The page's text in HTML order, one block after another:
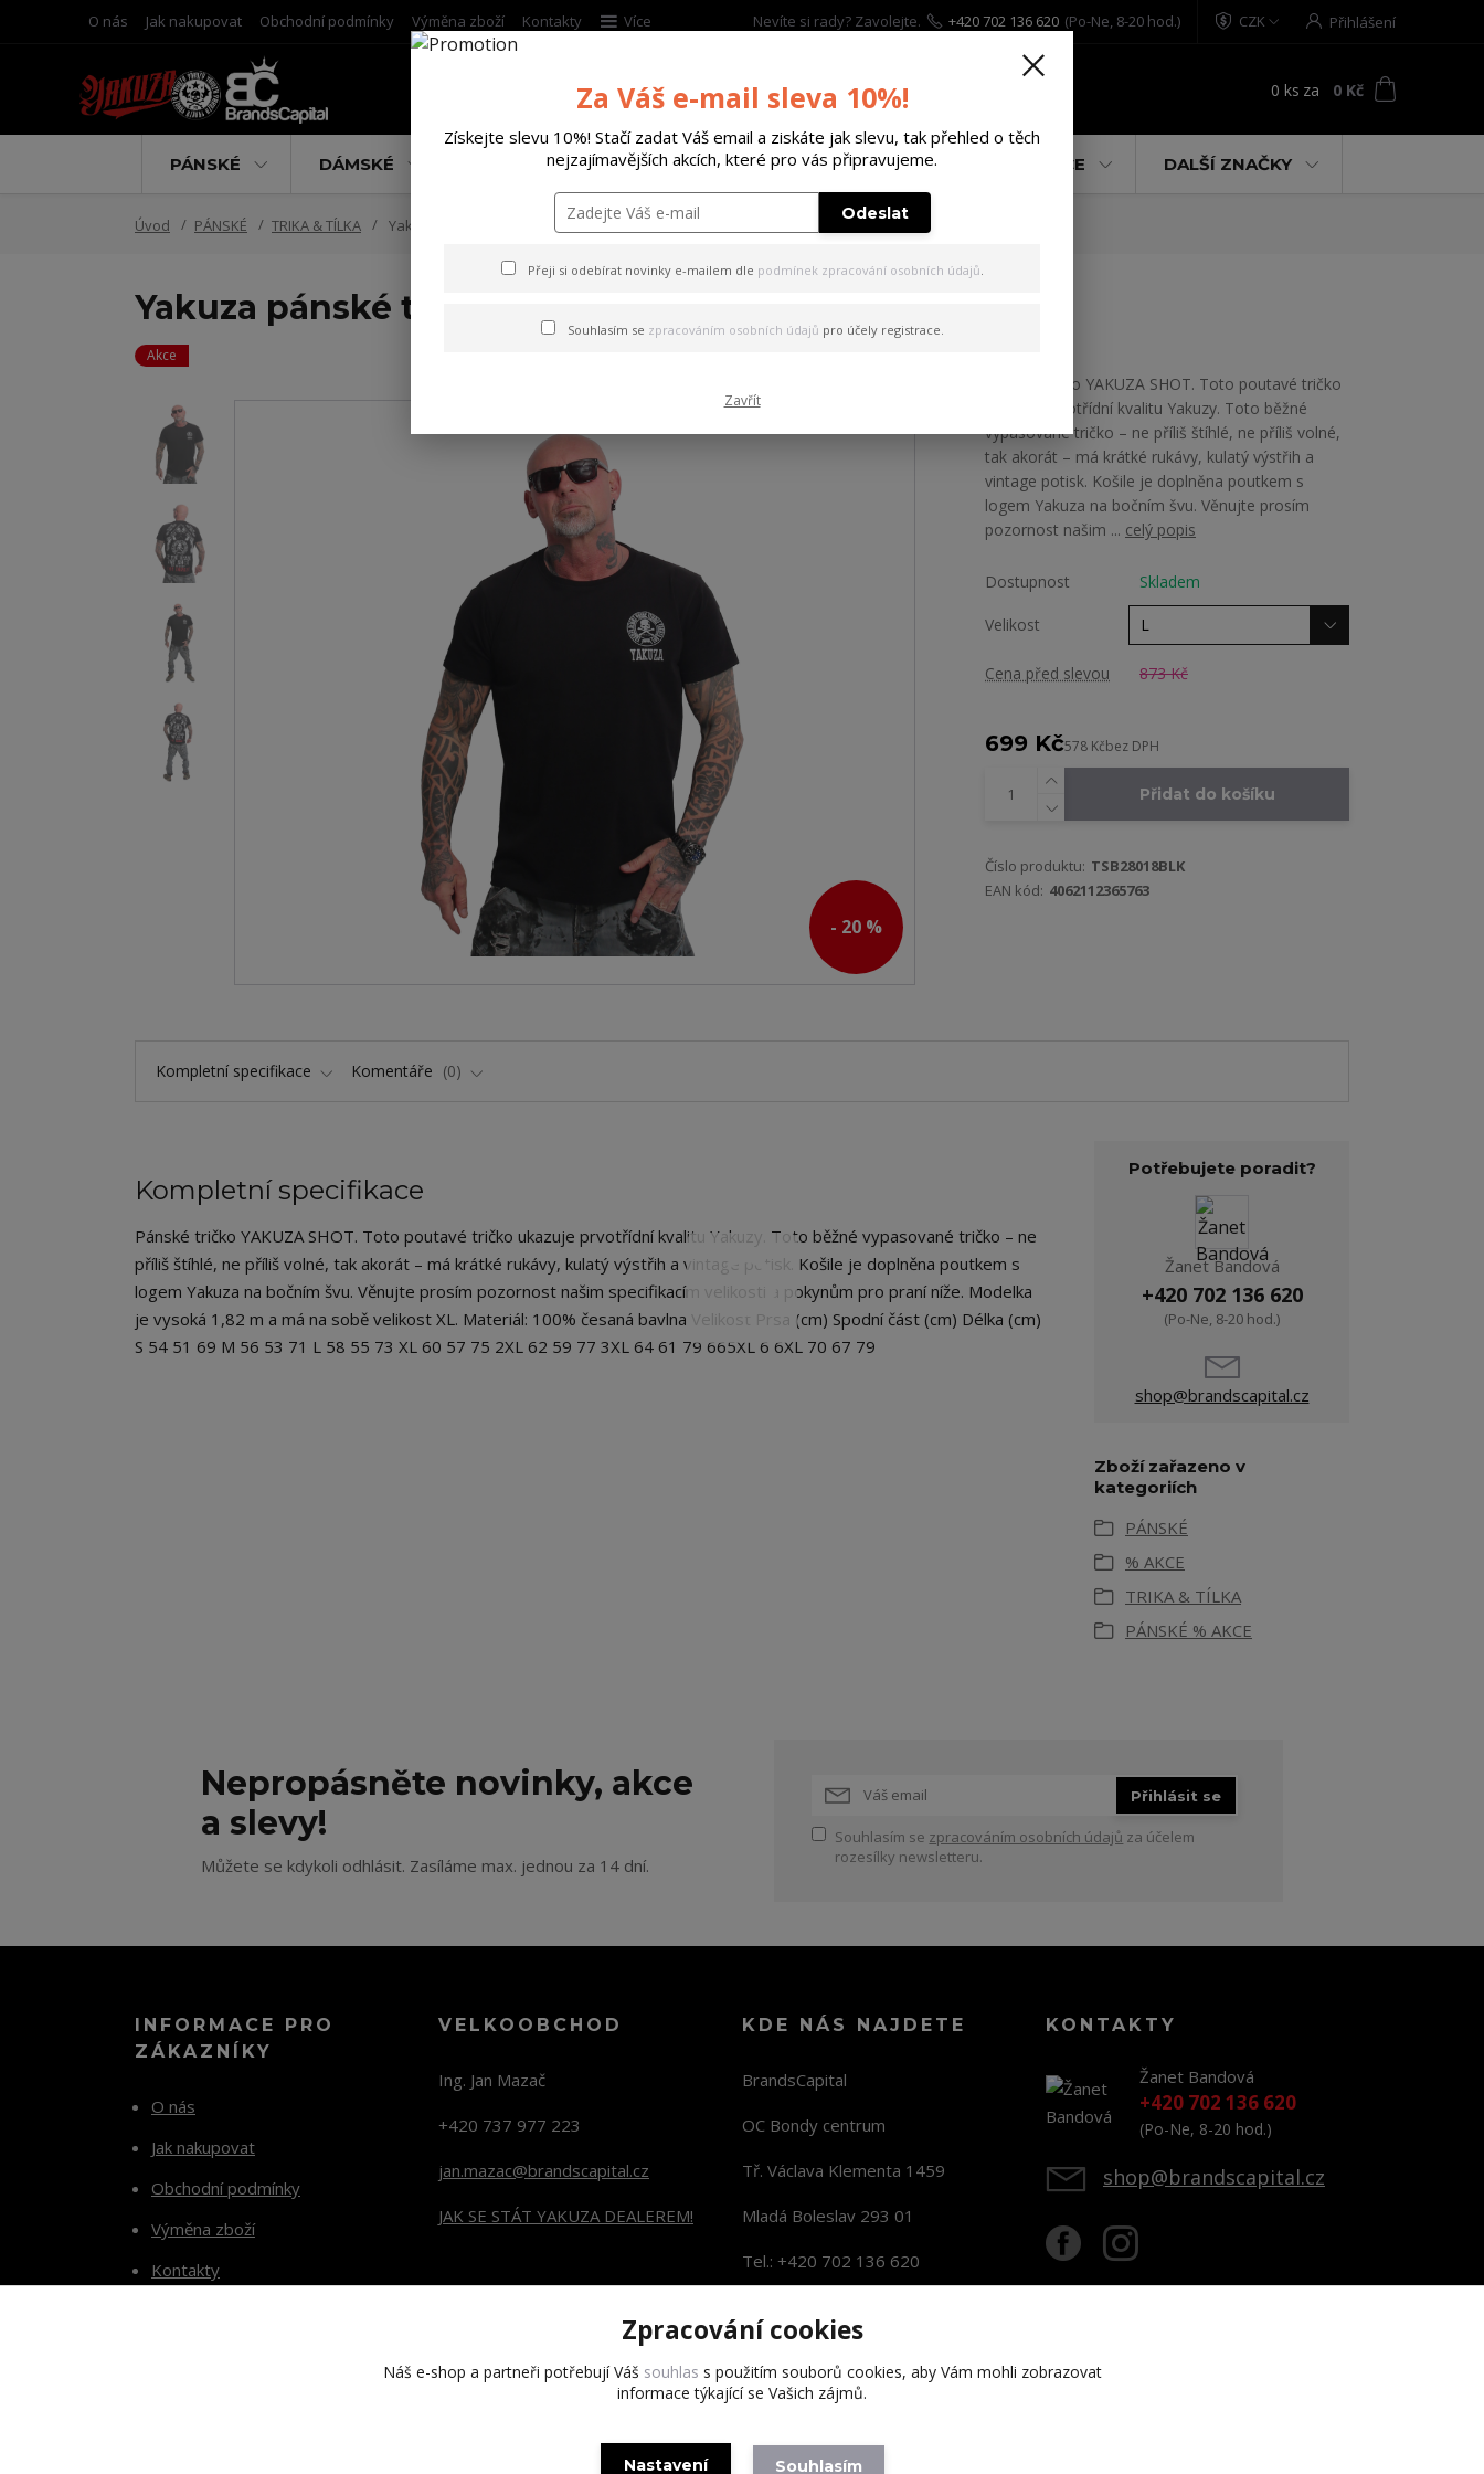
O nás Jak nakupovat Obchodní podmínky Výměna zboží Kontakty Více CZK Přihlášení
Nevíte si rady? Zavolejte. +420 702 136 620 (Po-Ne, 8-20 hod.)
0 ks za 0 Kč
PÁNSKÉ DÁMSKÉ DOPLŇKY DÁRKOVÉ POUKAZY % AKCE DALŠÍ ZNAČKY
Úvod PÁNSKÉ TRIKA & TÍLKA Yakuza pánské tričko Shot Regular T-Shirt black L
Yakuza pánské tričko Shot Regular T-Shirt black L
Akce
- 20 %
Pánské tričko YAKUZA SHOT. Toto poutavé tričko
ukazuje prvotřídní kvalitu Yakuzy. Toto běžné
vypasované tričko – ne příliš štíhlé, ne příliš volné,
tak akorát – má krátké rukávy, kulatý výstřih a
vintage potisk. Košile je doplněna poutkem s
logem Yakuza na bočním švu. Věnujte prosím
pozornost našim ... celý popis
Dostupnost Skladem
Velikost
Cena před slevou 873 Kč
699 Kč578 Kčbez DPH
Přidat do košíku
Číslo produktu: TSB28018BLK
EAN kód: 4062112365763
Kompletní specifikace Komentáře 0
Kompletní specifikace
Pánské tričko YAKUZA SHOT. Toto poutavé tričko ukazuje prvotřídní kvalitu Yakuzy. Toto běžné vypasované tričko – ne
příliš štíhlé, ne příliš volné, tak akorát – má krátké rukávy, kulatý výstřih a vintage potisk. Košile je doplněna poutkem s
logem Yakuza na bočním švu. Věnujte prosím pozornost našim specifikacím velikosti a pokynům pro praní níže. Modelka
je vysoká 1,82 m a má na sobě velikost XL. Materiál: 100% česaná bavlna Velikost Prsa (cm) Spodní část (cm) Délka (cm)
S 54 51 69 M 56 53 71 L 58 55 73 XL 60 57 75 2XL 62 59 77 3XL 64 61 79 665XL 6 6XL 70 67 79
Potřebujete poradit?
Žanet Bandová
+420 702 136 620
(Po-Ne, 8-20 hod.)
shop@brandscapital.cz
Zboží zařazeno v
kategoriích
PÁNSKÉ
% AKCE
TRIKA & TÍLKA
PÁNSKÉ % AKCE
Nepropásněte novinky, akce
a slevy!
Můžete se kdykoli odhlásit. Zasíláme max. jednou za 14 dní.
Přihlásit se
Souhlasím se zpracováním osobních údajů za účelem
rozesílky newsletteru.
INFORMACE PRO
ZÁKAZNÍKY
O nás
Jak nakupovat
Obchodní podmínky
Výměna zboží
Kontakty
VELKOOBCHOD
Ing. Jan Mazač
+420 737 977 223
jan.mazac@brandscapital.cz
JAK SE STÁT YAKUZA DEALEREM!
KDE NÁS NAJDETE
BrandsCapital
OC Bondy centrum
Tř. Václava Klementa 1459
Mladá Boleslav 293 01
Tel.: +420 702 136 620
KONTAKTY
Žanet Bandová
+420 702 136 620
(Po-Ne, 8-20 hod.)
shop@brandscapital.cz
Copyright 2020 BrandsCapital s.r.o.
Za Váš e-mail sleva 10%!
Získejte slevu 10%! Stačí zadat Váš email a ziskáte jak slevu, tak přehled o těch
nejzajímavějších akcích, které pro vás připravujeme.
Odeslat
Přeji si odebírat novinky e-mailem dle podmínek zpracování osobních údajů.
Souhlasím se zpracováním osobních údajů pro účely registrace.
Zavřít
Zpracování cookies
Náš e-shop a partneři potřebují Váš souhlas s použitím souborů cookies, aby Vám mohli zobrazovat
informace týkající se Vašich zájmů.
Nastavení Souhlasím